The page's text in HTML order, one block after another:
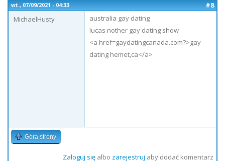
wt., 07/09/2021 - 04:33
#8
MichaelHusty
australia gay dating
lucas nother gay dating show
<a href=gaydatingcanada.com?>gay
dating hemet,ca</a>
Góra strony
Zaloguj sięalbo zarejestruj aby dodać komentarz